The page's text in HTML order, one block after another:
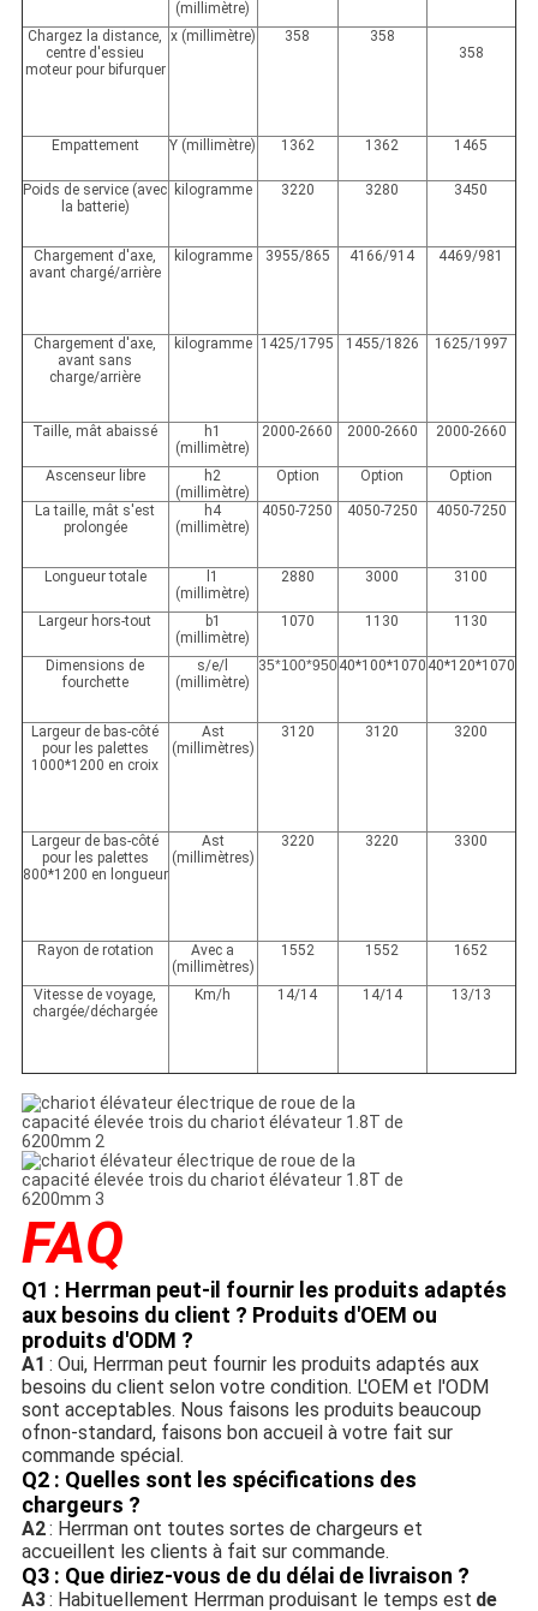
(millimètre)
Chargez la distance,
centre d'essieu
moteur pour bifurquer
x (millimètre) 358
358
358
Empattement Y (millimètre) 1362 1362 1465
Poids de service (avec
la batterie)
kilogramme 3220 3280 3450
Chargement d'axe,
avant chargé/arrière
kilogramme 3955/865 4166/914 4469/981
Chargement d'axe,
avant sans
charge/arrière
kilogramme 1425/1795 1455/1826 1625/1997
Taille, mât abaissé
h1
(millimètre)
2000-2660 2000-2660 2000-2660
Ascenseur libre
h2
(millimètre)
Option Option Option
La taille, mât s'est
prolongée
h4
(millimètre)
4050-7250 4050-7250 4050-7250
Longueur totale
l1
(millimètre)
2880 3000 3100
Largeur hors-tout
b1
(millimètre)
1070 1130 1130
Dimensions de
fourchette
s/e/l
(millimètre)
35*100*95040*100*1070 40*120*1070
Largeur de bas-côté
pour les palettes
1000*1200 en croix
Ast
(millimètres)
3120 3120 3200
Largeur de bas-côté
pour les palettes
800*1200 en longueur
Ast
(millimètres)
3220 3220 3300
Rayon de rotation
Avec a
(millimètres)
1552 1552 1652
Vitesse de voyage,
chargée/déchargée
Km/h 14/14 14/14 13/13
FAQ
Q1 : Herrman peut-il fournir les produits adaptés
aux besoins du client ? Produits d'OEM ou
produits d'ODM ?
A1 : Oui, Herrman peut fournir les produits adaptés aux
besoins du client selon votre condition. L'OEM et l'ODM
sont acceptables. Nous faisons les produits beaucoup
ofnon-standard, faisons bon accueil à votre fait sur
commande spécial.
Q2 : Quelles sont les spécifications des
chargeurs ?
A2: Herrman ont toutes sortes de chargeurs et
accueillent les clients à fait sur commande.
Q3 : Que diriez-vous de du délai de livraison ?
A3: Habituellement Herrman produisant le temps est de